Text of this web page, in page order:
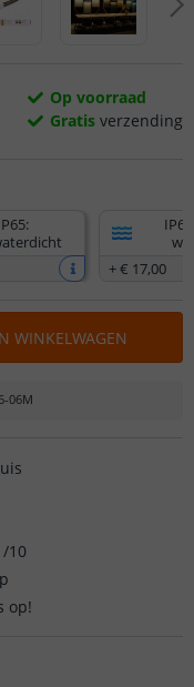
+€ 17,00
Op voorraad
Gratis verzending
WINKELWAGEN
06M
10
op!